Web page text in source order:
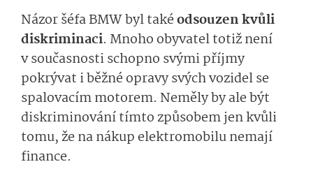
Názor šéfa BMW byl takéodsouzen kvůli
diskriminaci. Mnoho obyvatel totiž není
v současnosti schopno svými příjmy
pokrývat i běžné opravy svých vozidel se
spalovacím motorem. Neměly by ale být
diskriminování tímto způsobem jen kvůli
tomu, že na nákup elektromobilu nemají
finance.